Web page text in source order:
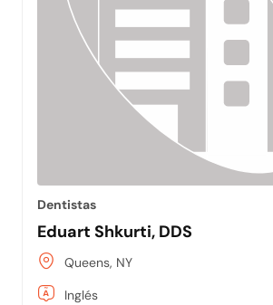
Dentistas
Eduart Shkurti, DDS
Queens, NY
Inglés